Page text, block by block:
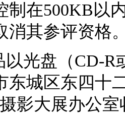
制在500KB以
消其参评资格
以光盘（CD-R
东城区东四十
影大展办公室